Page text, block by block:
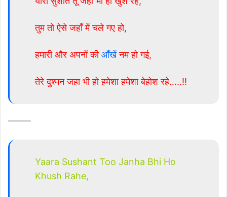
तुम तो ऐसे जहाँ में चले गए हो,
हमारी और अपनों कीआँखेंनम हो गई,
तेरे दुश्मन जहा भी हो हमेशा हमेशा बेहोश रहे…..!!
———
Yaara Sushant Too Janha Bhi Ho
Khush Rahe,